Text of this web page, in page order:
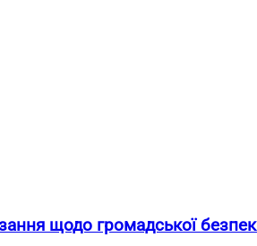
щодо громадської